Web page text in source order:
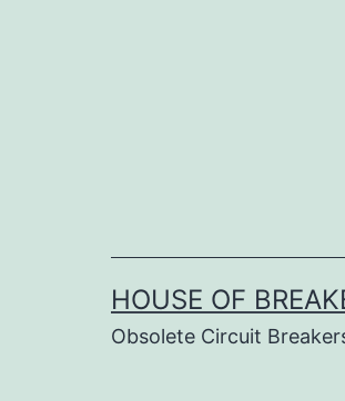
HOUSE OF
Obsolete Circuit